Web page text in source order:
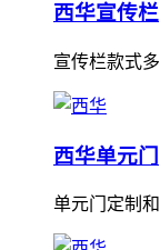
西华宣传栏
宣传栏款式
西华单元门
单元门定制